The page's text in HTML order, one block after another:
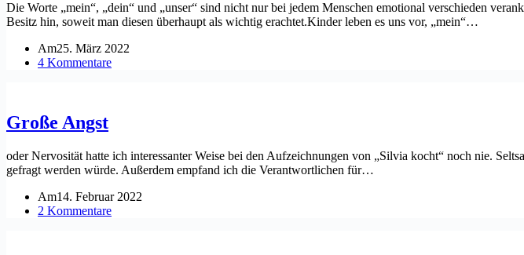
Die Worte „mein“, „dein“ und „unser“ sind nicht nur bei jedem Menschen emotional verschieden
Besitz hin, soweit man diesen überhaupt als wichtig erachtet.Kinder leben es uns vor, „mein“…
Am25. März 2022
4 Kommentare
Große Angst
oder Nervosität hatte ich interessanter Weise bei den Aufzeichnungen von „Silvia kocht“ noch nie.
gefragt werden würde. Außerdem empfand ich die Verantwortlichen für…
Am14. Februar 2022
2 Kommentare